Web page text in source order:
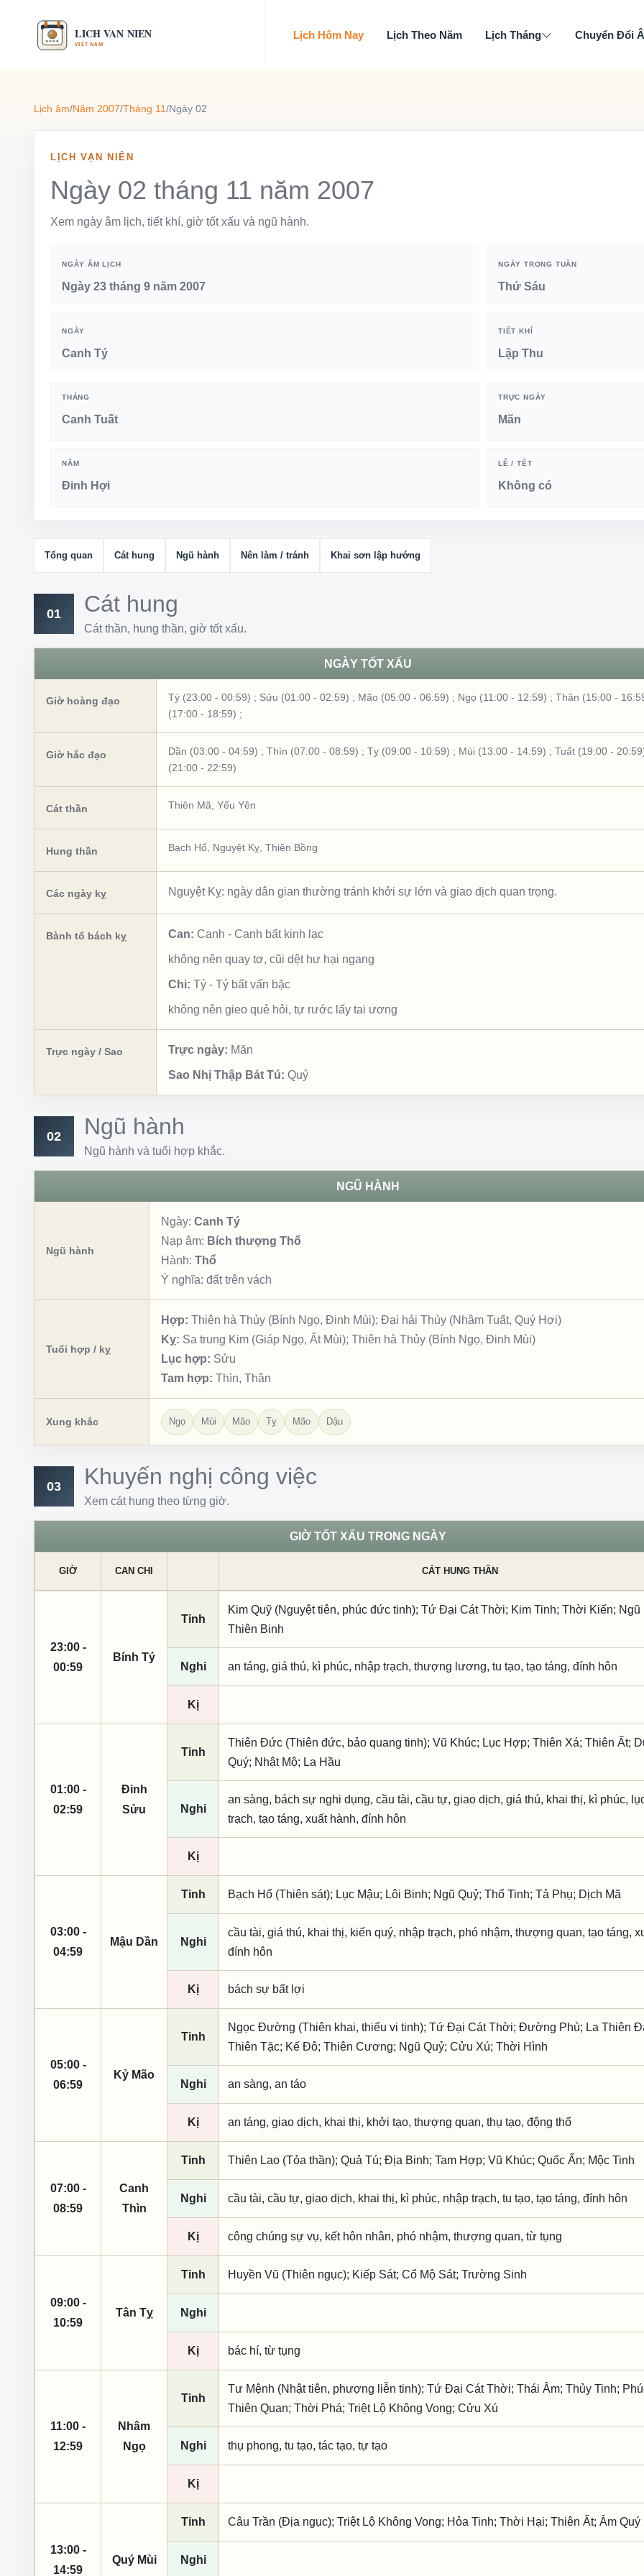
Lịch Hôm Nay Lịch Theo Năm Lịch Tháng Chuyển Đổi
Lịch âm/Năm 2007/Tháng 11/Ngày 02
LỊCH VẠN NIÊN
Ngày 02 tháng 11 năm 2007
Xem ngày âm lịch, tiết khí, giờ tốt xấu và ngũ hành.
NGÀY ÂM LỊCH
Ngày 23 tháng 9 năm 2007
NGÀY TRONG TUẦN
Thứ Sáu
NGÀY
Canh Tý
TIẾT KHÍ
Lập Thu
THÁNG
Canh Tuất
TRỰC NGÀY
Mãn
NĂM
Đinh Hợi
LỄ / TẾT
Không có
Tổng quan Cát hung Ngũ hành Nên làm / tránh Khai sơn lập hướng
01 Cát hung
Cát thần, hung thần, giờ tốt xấu.
NGÀY TỐT XẤU
Giờ hoàng đạo Tý (23:00 - 00:59) ; Sửu (01:00 - 02:59) ; Mão (05:00 - 06:59) ; Ngọ (11:00 - 12:59) ; Thân (15:00 -
(17:00 - 18:59) ;
Giờ hắc đạo Dần (03:00 - 04:59) ; Thìn (07:00 - 08:59) ; Tỵ (09:00 - 10:59) ; Mùi (13:00 - 14:59) ; Tuất (19:00 -
(21:00 - 22:59)
Cát thần Thiên Mã Yếu Yên
Hung thần Bạch Hổ Nguyệt Kỵ Thiên Bồng
Các ngày kỵ Nguyệt Kỵ: ngày dân gian thường tránh khởi sự lớn và giao dịch quan trọng.
Bành tổ bách kỵ Can: Canh - Canh bất kinh lạc
không nên quay tơ, cũi dệt hư hại ngang
Chi: Tý - Tý bất vấn bặc
không nên gieo quẻ hỏi, tự rước lấy tai ương
Trực ngày / Sao Trực ngày: Mãn
Sao Nhị Thập Bát Tú: Quỷ
02 Ngũ hành
Ngũ hành và tuổi hợp khắc.
NGŨ HÀNH
Ngũ hành
Ngày: Canh Tý
Nạp âm: Bích thượng Thổ
Hành: Thổ
Ý nghĩa: đất trên vách
Tuổi hợp / kỵ
Hợp: Thiên hà Thủy (Bính Ngọ, Đinh Mùi); Đại hải Thủy (Nhâm Tuất, Quý Hợi)
Kỵ: Sa trung Kim (Giáp Ngọ, Ất Mùi); Thiên hà Thủy (Bính Ngọ, Đinh Mùi)
Lục hợp: Sửu
Tam hợp: Thìn, Thân
Xung khắc Ngọ Mùi Mão Tỵ Mão Dậu
03 Khuyến nghị công việc
Xem cát hung theo từng giờ.
GIỜ TỐT XẤU TRONG NGÀY
GIỜ CAN CHI CÁT HUNG THẦN
23:00 -
00:59
Bính Tý
Tinh
Kim Quỹ (Nguyệt tiên, phúc đức tinh); Tứ Đại Cát Thời; Kim Tinh; Thời Kiến; Ngũ
Thiên Binh
Nghi an táng, giá thú, kì phúc, nhập trạch, thượng lương, tu tạo, tạo táng, đính hôn
Kị
01:00 -
02:59
Đinh
Sửu
Tinh
Thiên Đức (Thiên đức, bảo quang tinh); Vũ Khúc; Lục Hợp; Thiên Xá; Thiên Ất;
Quý; Nhật Mộ; La Hầu
Nghi
an sàng, bách sự nghi dụng, cầu tài, cầu tự, giao dịch, giá thú, khai thị, kì phúc,
trạch, tạo táng, xuất hành, đính hôn
Kị
03:00 -
04:59
Mậu Dần
Tinh Bạch Hổ (Thiên sát); Lục Mậu; Lôi Binh; Ngũ Quỷ; Thổ Tinh; Tả Phụ; Dịch Mã
Nghi
cầu tài, giá thú, khai thị, kiến quý, nhập trạch, phó nhậm, thượng quan, tạo táng,
đính hôn
Kị bách sự bất lợi
05:00 -
06:59
Kỷ Mão
Tinh
Ngọc Đường (Thiên khai, thiếu vi tinh); Tứ Đại Cát Thời; Đường Phù; La Thiên
Thiên Tặc; Kế Đô; Thiên Cương; Ngũ Quỷ; Cửu Xú; Thời Hình
Nghi an sàng, an táo
Kị an táng, giao dịch, khai thị, khởi tạo, thượng quan, thụ tạo, động thổ
07:00 -
08:59
Canh
Thìn
Tinh Thiên Lao (Tỏa thần); Quả Tú; Địa Binh; Tam Hợp; Vũ Khúc; Quốc Ấn; Mộc Tinh
Nghi cầu tài, cầu tự, giao dịch, khai thị, kì phúc, nhập trạch, tu tạo, tạo táng, đính hôn
Kị công chúng sự vụ, kết hôn nhân, phó nhậm, thượng quan, từ tụng
09:00 -
10:59
Tân Tỵ
Tinh Huyền Vũ (Thiên ngục); Kiếp Sát; Cổ Mộ Sát; Trường Sinh
Nghi
Kị bác hí, từ tụng
11:00 -
12:59
Nhâm
Ngọ
Tinh
Tư Mệnh (Nhật tiên, phượng liễn tinh); Tứ Đại Cát Thời; Thái Âm; Thủy Tinh;
Thiên Quan; Thời Phá; Triệt Lộ Không Vong; Cửu Xú
Nghi thụ phong, tu tạo, tác tạo, tự tạo
Kị
13:00 -
14:59
Quý Mùi
Tinh Câu Trần (Địa ngục); Triệt Lộ Không Vong; Hỏa Tinh; Thời Hại; Thiên Ất; Âm Quý
Nghi